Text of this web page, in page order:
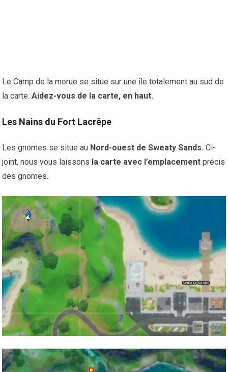
Le Camp de la morue se situe sur une île totalement au sud de
la carte.Aidez-vous de la carte, en haut.
Les Nains du Fort Lacrêpe
Les gnomes se situe au Nord-ouest de Sweaty Sands.Ci-
joint, nous vous laissons la carte avec l’emplacementprécis
des gnomes.